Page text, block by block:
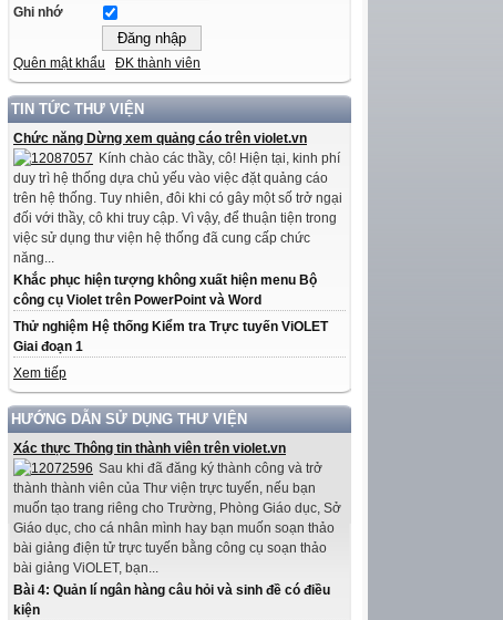
Ghi nhớ
Quên mật khẩu ĐK thành viên
TIN TỨC THƯ VIỆN
Chức năng Dừng xem quảng cáo trên violet.vn
Kính chào các thầy, cô! Hiện tại, kinh phí
duy trì hệ thống dựa chủ yếu vào việc đặt quảng cáo
trên hệ thống. Tuy nhiên, đôi khi có gây một số trở ngại
đối với thầy, cô khi truy cập. Vì vậy, để thuận tiện trong
việc sử dụng thư viện hệ thống đã cung cấp chức
năng...
Khắc phục hiện tượng không xuất hiện menu Bộ
công cụ Violet trên PowerPoint và Word
Thử nghiệm Hệ thống Kiểm tra Trực tuyến ViOLET
Giai đoạn 1
Xem tiếp
HƯỚNG DẪN SỬ DỤNG THƯ VIỆN
Xác thực Thông tin thành viên trên violet.vn
Sau khi đã đăng ký thành công và trở
thành thành viên của Thư viện trực tuyến, nếu bạn
muốn tạo trang riêng cho Trường, Phòng Giáo dục, Sở
Giáo dục, cho cá nhân mình hay bạn muốn soạn thảo
bài giảng điện tử trực tuyến bằng công cụ soạn thảo
bài giảng ViOLET, bạn...
Bài 4: Quản lí ngân hàng câu hỏi và sinh đề có điều
kiện